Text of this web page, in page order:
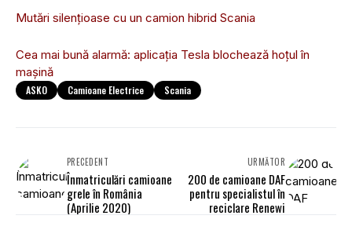
Mutări silențioase cu un camion hibrid Scania
Cea mai bună alarmă: aplicația Tesla blochează hoțul în
mașină
ASKO Camioane Electrice Scania
PRECEDENT
Înmatriculări camioane
grele în România
(Aprilie 2020)
URMĂTOR
200 de camioane DAF
pentru specialistul în
reciclare Renewi